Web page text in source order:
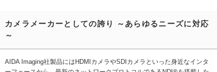
カメラメーカーとしての誇り ～あらゆるニーズに対応
～
AIDA Imaging社製品にはHDMIカメラやSDIカメラといった身近なインタ